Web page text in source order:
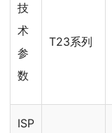
技
术
参
数
T23系列
ISP